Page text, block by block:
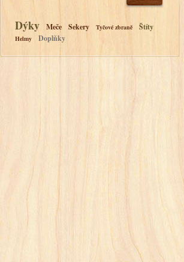
Dýky Meče Sekery Tyčové zbraně Štíty
Helmy Doplňky